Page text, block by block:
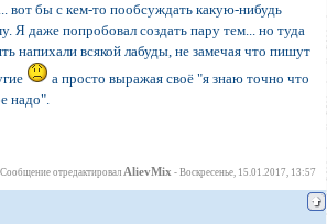
вот бы с кем-то пообсуждать какую-нибудь
Я даже попробовал создать пару тем... но туда
напихали всякой лабуды, не замечая что пишут
а просто выражая своё "я знаю точно что
надо".
Сообщение отредактировалAlievMix -Воскресенье, 15.01.2017, 13:57